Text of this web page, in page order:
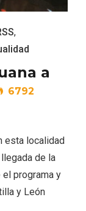
,
a
6792
esta localidad
de la
el programa y
y León
Riaño